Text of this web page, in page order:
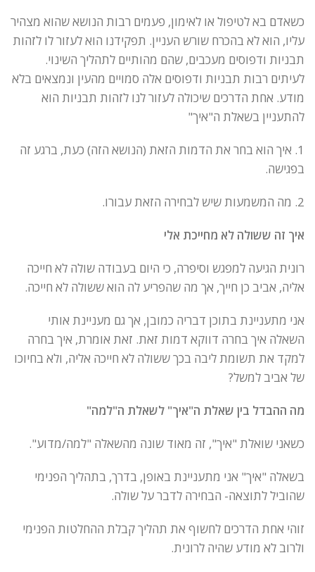
כשאדם בא לטיפול או לאימון, פעמים רבות הנושא שהוא מצהיר
עליו, הוא לא בהכרח שורש העניין. תפקידנו הוא לעזור לו לזהות
תבניות ודפוסים מעכבים, שהם מהותיים לתהליך השינוי.
לעיתים רבות תבניות ודפוסים אלה סמויים מהעין ונמצאים בלא
מודע. אחת הדרכים שיכולה לעזור לנו לזהות תבניות הוא
להתעניין בשאלת ה"איך"
1. איך הוא בחר את הדמות הזאת (הנושא הזה) כעת, ברגע זה
בפגישה.
2. מה המשמעות שיש לבחירה הזאת עבורו.
איך זה ששולה לא מחייכת אלי
רונית הגיעה למפגש וסיפרה, כי היום בעבודה שולה לא חייכה
אליה, אביב כן חייך, אך מה שהפריע לה הוא ששולה לא חייכה.
אני מתעניינת בתוכן דבריה כמובן, אך גם מעניינת אותי
השאלה איך בחרה דווקא דמות זאת. זאת אומרת, איך בחרה
למקד את תשומת ליבה בכך ששולה לא חייכה אליה, ולא בחיוכו
של אביב למשל?
מה ההבדל בין שאלת ה"איך" לשאלת ה"למה"
כשאני שואלת "איך", זה מאוד שונה מהשאלה "למה/מדוע".
בשאלה "איך" אני מתעניינת באופן, בדרך, בתהליך הפנימי
שהוביל לתוצאה- הבחירה לדבר על שולה.
זוהי אחת הדרכים לחשוף את תהליך קבלת ההחלטות הפנימי
ולרוב לא מודע שהיה לרונית.